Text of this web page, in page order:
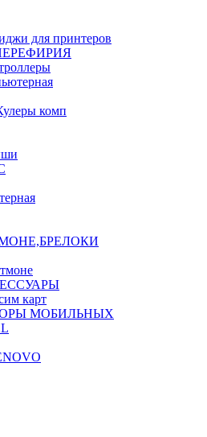
для принтеров
комп
карт
МОБИЛЬНЫХ